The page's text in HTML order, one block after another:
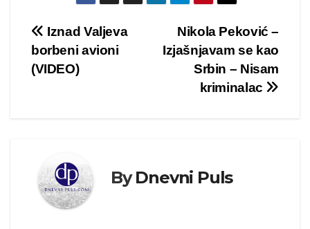
Kretanje
članka
Nikola Peković –
Izjašnjavam se kao
Srbin – Nisam
kriminalac
Iznad Valjeva
borbeni avioni
(VIDEO)
ByDnevni Puls